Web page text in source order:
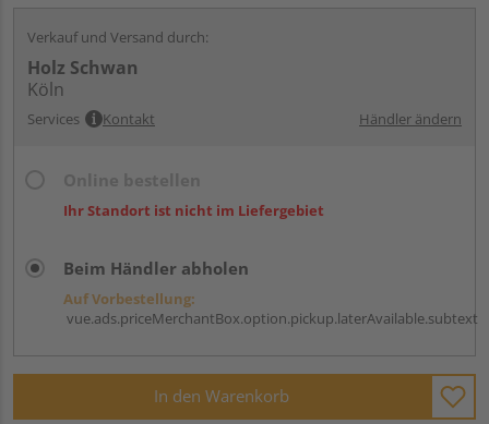
Verkauf und Versand durch:
Holz Schwan
Köln
Services Kontakt Händler ändern
Ihr Standort ist nicht im Liefergebiet
Beim Händler abholen
Auf Vorbestellung:
vue.ads.priceMerchantBox.option.pickup.laterAvailable.subtext
In den Warenkorb